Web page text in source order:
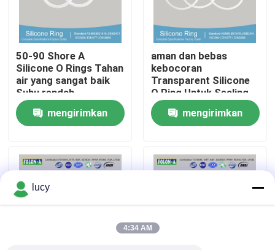
Tentang kita
Wisata pabrik
Kontrol kualitas
Hubungi kami
Berita
Semua Kasus
50-90 Shore A
Silicone O Rings Tahan
air yang sangat baik
Suhu rendah
mengirimkan
aman dan bebas
kebocoran
Transparent Silicone
O Ring Untuk Sealing
mengirimkan
lucy
4:34 AM